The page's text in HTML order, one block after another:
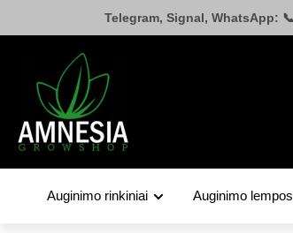
prie
Telegram, Signal, WhatsApp:
Amnesia.lt
Auginimo rinkiniai Auginimo lempos